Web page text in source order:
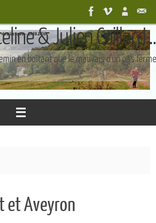
& Julien Coillard
en boîtant que le mauvais d'un pas ferme
et Aveyron